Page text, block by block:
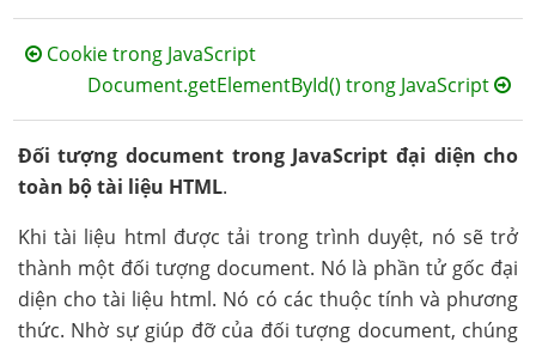
Cookie trong JavaScript
Document.getElementById() trong JavaScript
Đối tượng document trong JavaScript đại diện cho
toàn bộ tài liệu HTML.
Khi tài liệu html được tải trong trình duyệt, nó sẽ trở
thành một đối tượng document. Nó là phần tử gốc đại
diện cho tài liệu html. Nó có các thuộc tính và phương
thức. Nhờ sự giúp đỡ của đối tượng document, chúng